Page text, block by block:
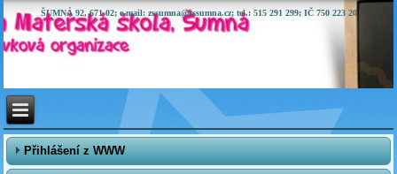
ŠUMNÁ 92, 671 02; e-mail: zssumna@zssumna.cz; tel.: 515 291 299; IČ 750 223 20
Přihlášení z WWW